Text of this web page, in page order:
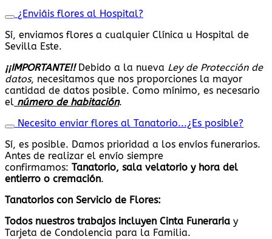
¿Enviáis flores al Hospital?
Sí, enviamos flores a cualquier Clínica u Hospital de
Sevilla Este.
¡¡IMPORTANTE!! Debido a la nueva Ley de Protección de
datos, necesitamos que nos proporciones la mayor
cantidad de datos posible. Como mínimo, es necesario
el número de habitación.
Necesito enviar flores al Tanatorio...¿Es posible?
Sí, es posible. Damos prioridad a los envíos funerarios.
Antes de realizar el envío siempre
confirmamos: Tanatorio, sala velatorio y hora del
entierro o cremación.
Tanatorios con Servicio de Flores:
Todos nuestros trabajos incluyen Cinta Funeraria y
Tarjeta de Condolencia para la Familia.